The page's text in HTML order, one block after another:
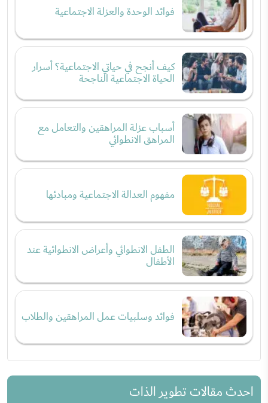
فوائد الوحدة والعزلة الاجتماعية
كيف أنجح في حياتي الاجتماعية؟ أسرار
الحياة الاجتماعية الناجحة
أسباب عزلة المراهقين والتعامل مع
المراهق الانطوائي
مفهوم العدالة الاجتماعية ومبادئها
الطفل الانطوائي وأعراض الانطوائية عند
الأطفال
فوائد وسلبيات عمل المراهقين والطلاب
احدث مقالات تطوير الذات